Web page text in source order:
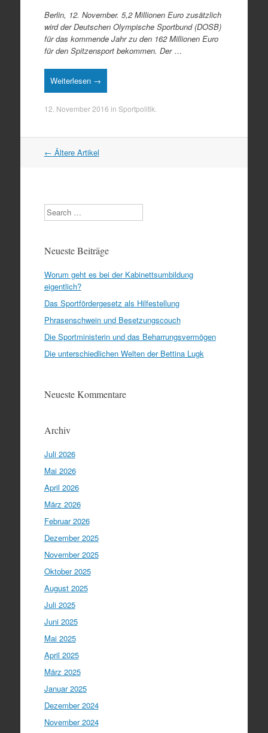
Berlin, 12. November. 5,2 Millionen Euro zusätzlich
wird der Deutschen Olympische Sportbund (DOSB)
für das kommende Jahr zu den 162 Millionen Euro
für den Spitzensport bekommen. Der …
Weiterlesen →
12. November 2016 in Sportpolitik
Artikel
← Ältere Artikel
Search
Neueste Beiträge
Worum geht es bei der Kabinettsumbildung
eigentlich?
Das Sportfördergesetz als Hilfestellung
Phrasenschwein und Besetzungscouch
Die Sportministerin und das Beharrungsvermögen
Die unterschiedlichen Welten der Bettina Lugk
Neueste Kommentare
Archiv
Juli 2026
Mai 2026
April 2026
März 2026
Februar 2026
Dezember 2025
November 2025
Oktober 2025
August 2025
Juli 2025
Juni 2025
Mai 2025
April 2025
März 2025
Januar 2025
Dezember 2024
November 2024